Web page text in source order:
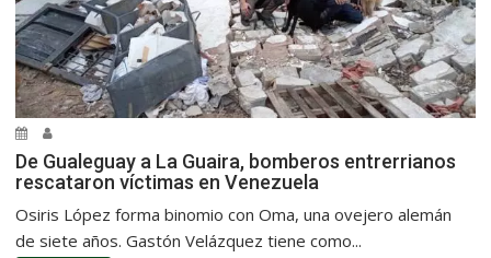
De Gualeguay a La Guaira, bomberos entrerrianos
rescataron víctimas en Venezuela
Osiris López forma binomio con Oma, una ovejero alemán
de siete años. Gastón Velázquez tiene como...